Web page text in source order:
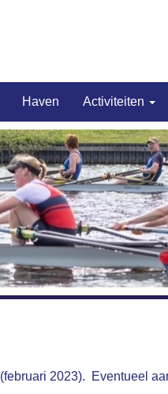
Haven Activiteiten
(februari 2023). Eventueel